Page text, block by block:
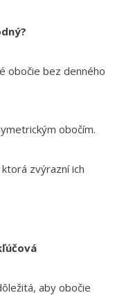
obočie bez denného
obočím.
zvýrazní ich
aby obočie